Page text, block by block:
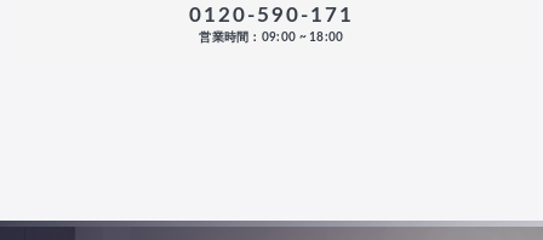
0120-590-171
営業時間：09:00 ~ 18:00